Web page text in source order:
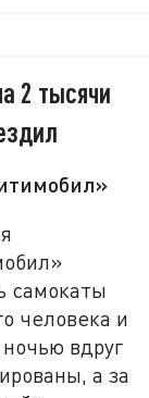
2 тысячи
самокаты
человека и
вдруг
а за